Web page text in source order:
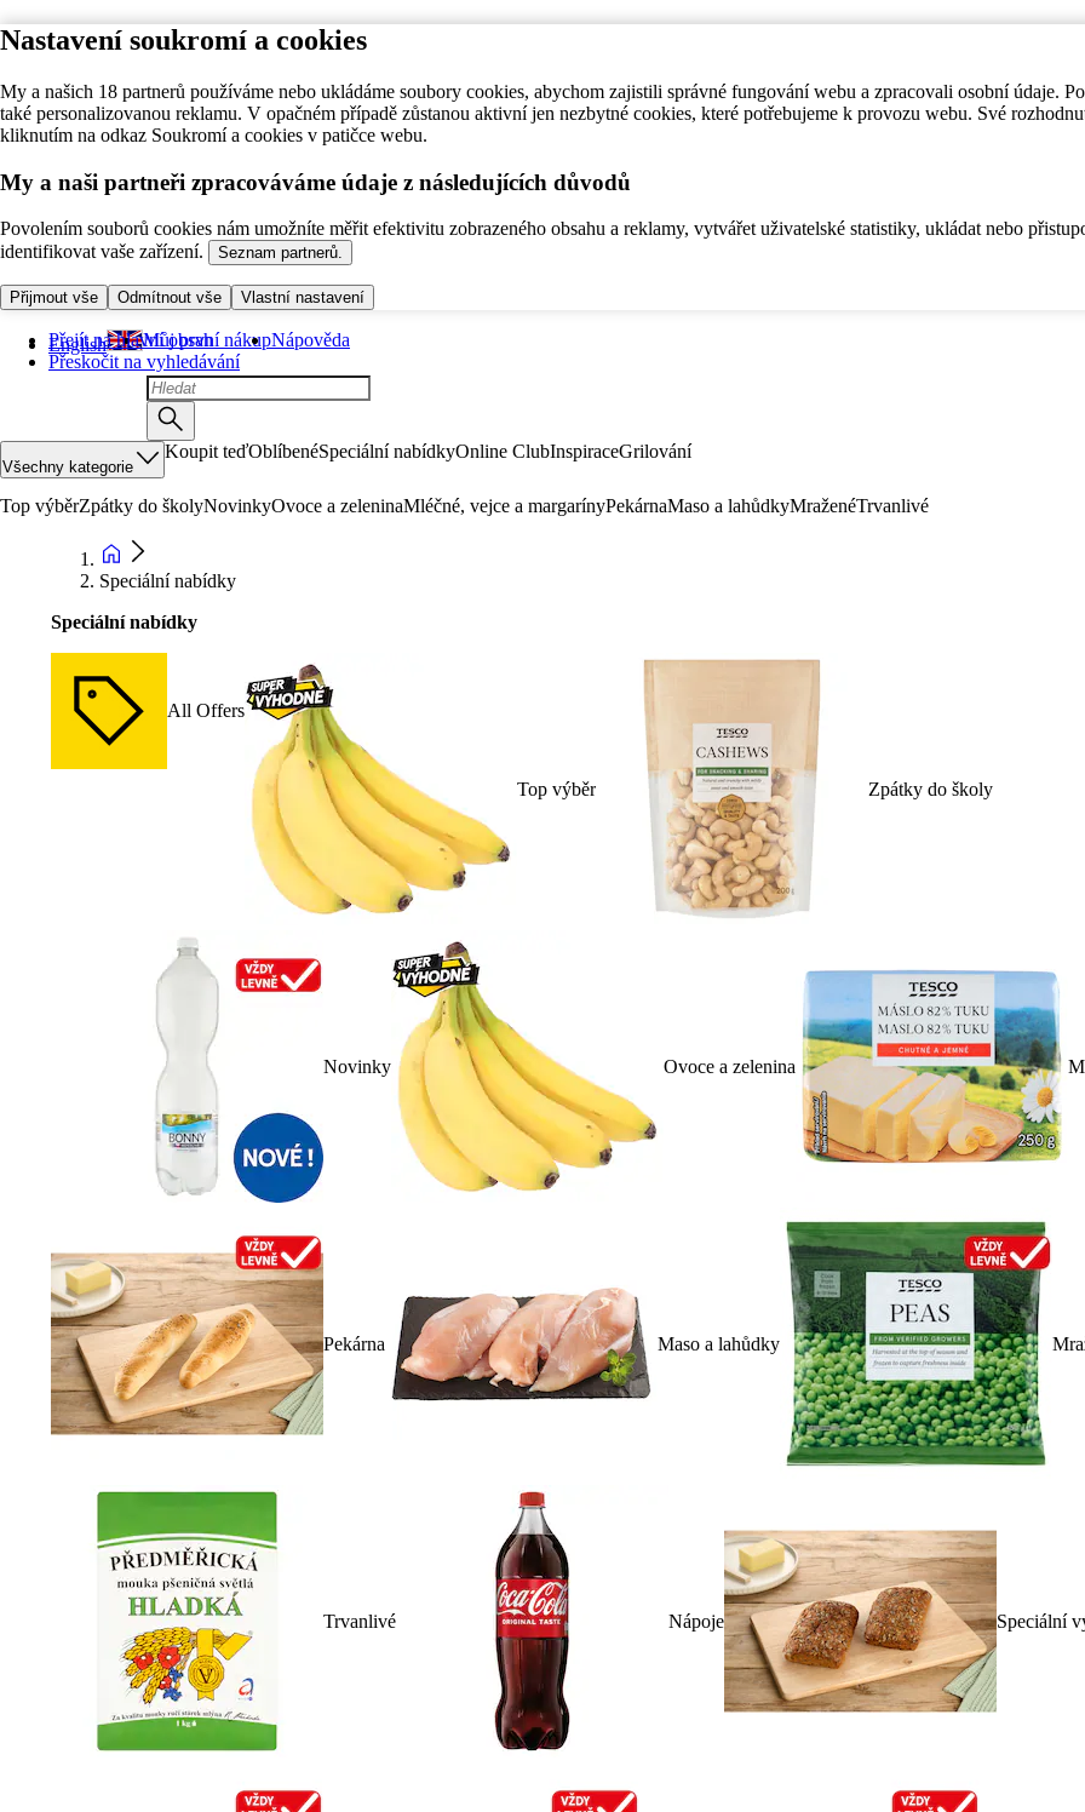
Nastavení soukromí a cookies
My a našich 18 partnerů používáme nebo ukládáme soubory cookies, abychom zajistili správné fungování webu a zpracovali osobní údaje.
také personalizovanou reklamu. V opačném případě zůstanou aktivní jen nezbytné cookies, které potřebujeme k provozu webu. Své
kliknutím na odkaz Soukromí a cookies v patičce webu.
My a naši partneři zpracováváme údaje z následujících důvodů
Povolením souborů cookies nám umožníte měřit efektivitu zobrazeného obsahu a reklamy, vytvářet uživatelské statistiky, ukládat nebo
identifikovat vaše zařízení.
Seznam partnerů.
Přijmout vše Odmítnout vše Vlastní nastavení
Přejít na hlavní obsah
Přeskočit na vyhledávání
English Můj první nákupNápověda
Všechny kategorie
Koupit teďOblíbenéSpeciální nabídkyOnline ClubInspiraceGrilování
Top výběrZpátky do školyNovinkyOvoce a zeleninaMléčné, vejce a margarínyPekárnaMaso a lahůdkyMraženéTrvanlivé
Speciální nabídky
Speciální nabídky
All Offers
Top výběr Zpátky do školy
Novinky Ovoce a zelenina
Pekárna Maso a lahůdky
Trvanlivé Nápoje Speciální